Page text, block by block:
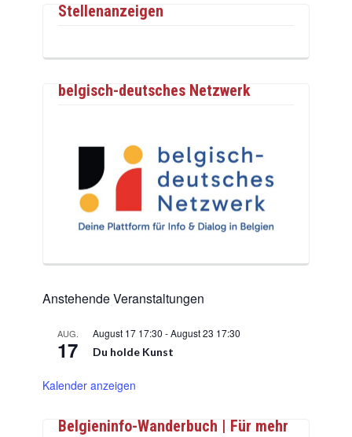
Stellenanzeigen
belgisch-deutsches Netzwerk
Anstehende Veranstaltungen
AUG.
17
August 17 17:30 -August 23 17:30
Du holde Kunst
Kalender anzeigen
Belgieninfo-Wanderbuch | Für mehr